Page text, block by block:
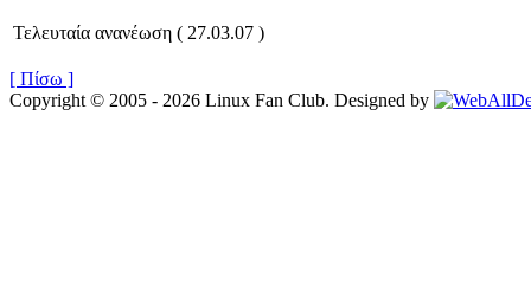
Τελευταία ανανέωση ( 27.03.07 )
[ Πίσω ]
Copyright © 2005 - 2026 Linux Fan Club. Designed by